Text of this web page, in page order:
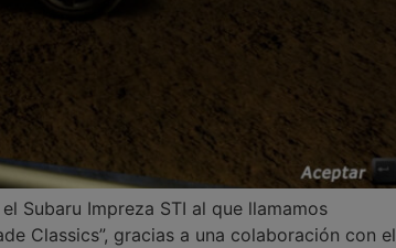
Subaru Impreza STI al que llamamos
Classics”, gracias a una colaboración con el